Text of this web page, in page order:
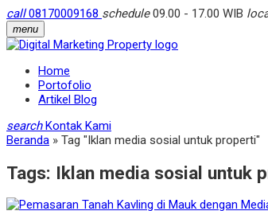
call08170009168 schedule09.00 - 17.00 WIB
menu
Home
Portofolio
Artikel Blog
search Kontak Kami
Beranda » Tag "Iklan media sosial untuk properti"
Tags: Iklan media sosial untuk